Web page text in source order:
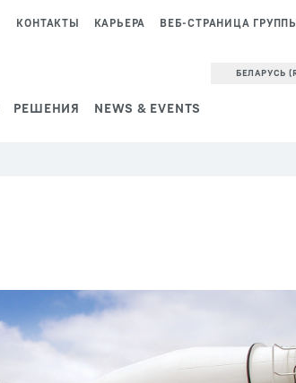
РЕШЕНИЯ NEWS & EVENTS
ВЕБ-СТРАНИЦА
КАРЬЕРА
КОНТАКТЫ
БЕЛАРУСЬ